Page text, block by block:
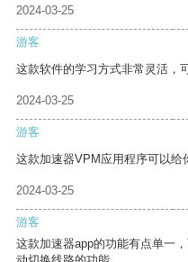
2024-03-25
游客
这款软件的学习方式非常灵活，
2024-03-25
游客
这款加速器VPM应用程序可以给
2024-03-25
游客
这款加速器app的功能有点单一